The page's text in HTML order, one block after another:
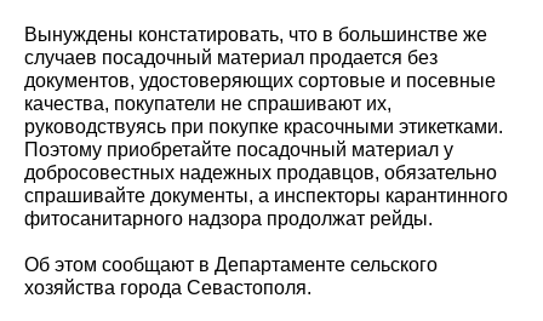
Вынуждены констатировать, что в большинстве же
случаев посадочный материал продается без
документов, удостоверяющих сортовые и посевные
качества, покупатели не спрашивают их,
руководствуясь при покупке красочными этикетками.
Поэтому приобретайте посадочный материал у
добросовестных надежных продавцов, обязательно
спрашивайте документы, а инспекторы карантинного
фитосанитарного надзора продолжат рейды.
Об этом сообщают в Департаменте сельского
хозяйства города Севастополя.